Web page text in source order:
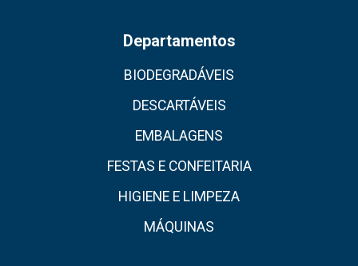
Departamentos
BIODEGRADÁVEIS
DESCARTÁVEIS
EMBALAGENS
FESTAS E CONFEITARIA
HIGIENE E LIMPEZA
MÁQUINAS